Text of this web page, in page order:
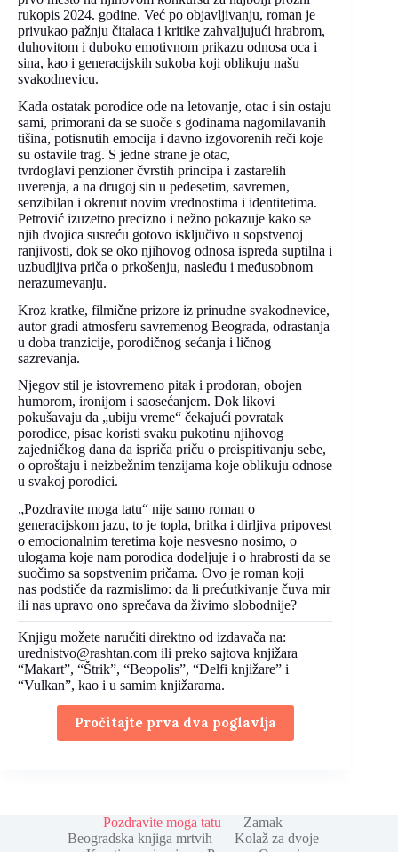
rukopis 2024. godine. Već po objavljivanju, roman je
privukao pažnju čitalaca i kritike zahvaljujući hrabrom,
duhovitom i duboko emotivnom prikazu odnosa oca i
sina, kao i generacijskih sukoba koji oblikuju našu
svakodnevicu.
Kada ostatak porodice ode na letovanje, otac i sin ostaju
sami, primorani da se suoče s godinama nagomilavanih
tišina, potisnutih emocija i davno izgovorenih reči koje
su ostavile trag. S jedne strane je otac,
tvrdoglavi penzioner čvrstih principa i zastarelih
uverenja, a na drugoj sin u pedesetim, savremen,
senzibilan i okrenut novim vrednostima i identitetima.
Petrović izuzetno precizno i nežno pokazuje kako se
njih dvojica susreću gotovo isključivo u sopstvenoj
ranjivosti, dok se oko njihovog odnosa ispreda suptilna i
uzbudljiva priča o prkošenju, nasleđu i međusobnom
nerazumevanju.
Kroz kratke, filmične prizore iz prinudne svakodnevice,
autor gradi atmosferu savremenog Beograda, odrastanja
u doba tranzicije, porodičnog sećanja i ličnog
sazrevanja.
Njegov stil je istovremeno pitak i prodoran, obojen
humorom, ironijom i saosećanjem. Dok likovi
pokušavaju da „ubiju vreme“ čekajući povratak
porodice, pisac koristi svaku pukotinu njihovog
zajedničkog dana da ispriča priču o preispitivanju sebe,
o oproštaju i neizbežnim tenzijama koje oblikuju odnose
u svakoj porodici.
„Pozdravite moga tatu“ nije samo roman o
generacijskom jazu, to je topla, britka i dirljiva pripovest
o emocionalnim teretima koje nesvesno nosimo, o
ulogama koje nam porodica dodeljuje i o hrabrosti da se
suočimo sa sopstvenim pričama. Ovo je roman koji
nas podstiče da razmislimo: da li prećutkivanje čuva mir
ili nas upravo ono sprečava da živimo slobodnije?
Knjigu možete naručiti direktno od izdavača na:
urednistvo@rashtan.com ili preko sajtova knjižara
“Makart”, “Štrik”, “Beopolis”, “Delfi knjižare” i
“Vulkan”, kao i u samim knjižarama.
Pročitajte prva dva poglavlja
Pozdravite moga tatu
Zamak
Beogradska knjiga mrtvih
Kolaž za dvoje